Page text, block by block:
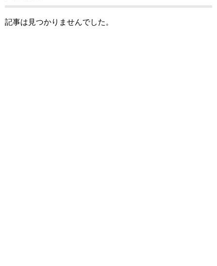
記事は見つかりませんでした。